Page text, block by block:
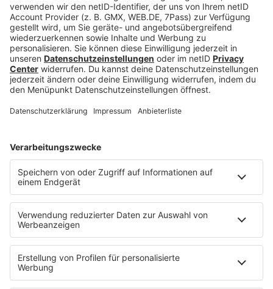
Freitag, 24. April 16:00 Uhr
Samstag, 25. April um 6:00 Uhr
Samstag, 25. April um 17:00 Uhr
Sonntag, 26. April um 0:00 Uhr